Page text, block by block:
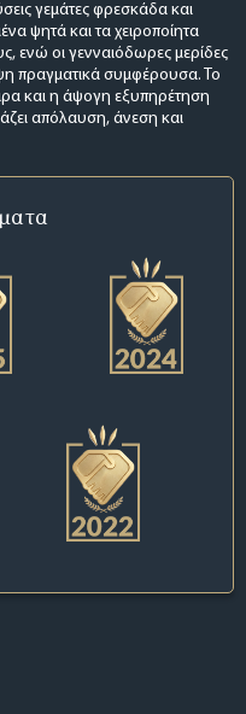
γεμάτες φρεσκάδα και
ψητά και τα χειροποίητα
ενώ οι γενναιόδωρες μερίδες
πραγματικά συμφέρουσα. Το
και η άψογη εξυπηρέτηση
απόλαυση, άνεση και